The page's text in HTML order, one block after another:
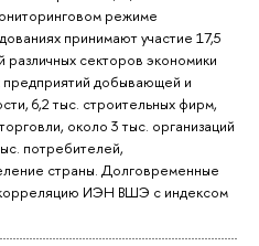
режиме
принимают участие 17,5
различных секторов экономики
предприятий добывающей и
6,2 тыс. строительных фирм,
около 3 тыс. организаций
потребителей,
страны. Долговременные
ИЭН ВШЭ с индексом